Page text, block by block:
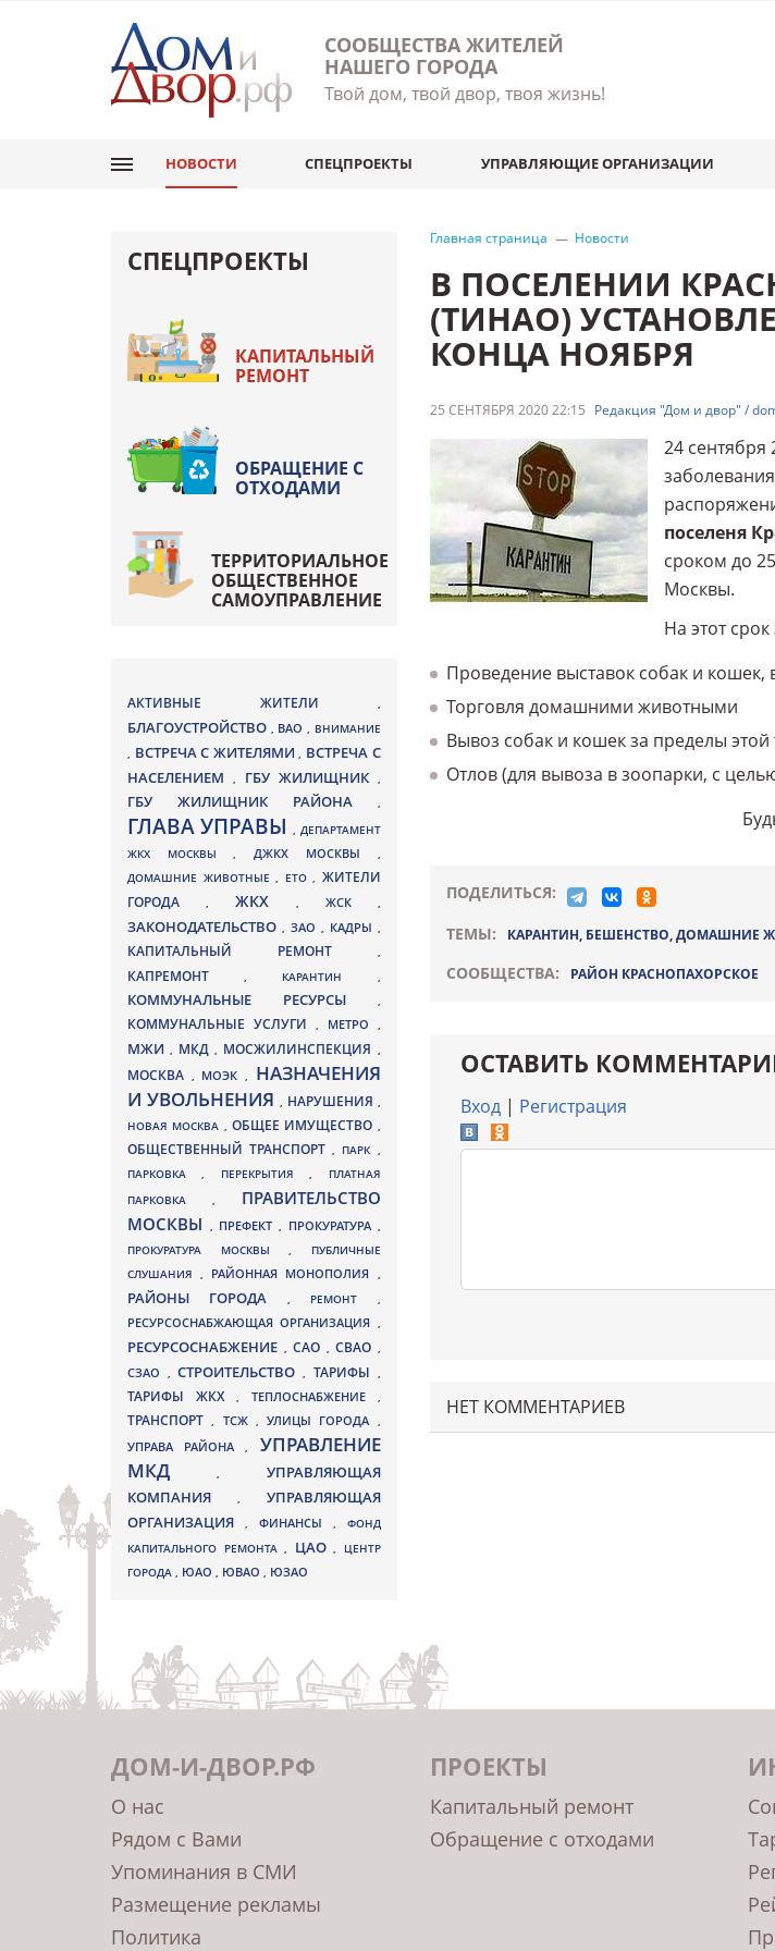
СООБЩЕСТВА ЖИТЕЛЕЙ
НАШЕГО ГОРОДА
Твой дом, твой двор, твоя жизнь!
НОВОСТИ СПЕЦПРОЕКТЫ УПРАВЛЯЮЩИЕ ОРГАНИЗАЦИИ
Главная страница Новости
В ПОСЕЛЕНИИ
(ТИНАО)
КОНЦА НОЯБРЯ
25 СЕНТЯБРЯ 2020 22:15 Редакция "Дом и двор" /
24 сентября
поселеня
сроком до
Москвы.
На этот
Проведение выставок собак и кошек,
Торговля домашними животными
Вывоз собак и кошек за пределы этой
Отлов (для вывоза в зоопарки, с
ПОДЕЛИТЬСЯ:
ТЕМЫ:
КАРАНТИН, БЕШЕНСТВО,ДОМАШНИЕ
СООБЩЕСТВА: РАЙОН КРАСНОПАХОРСКОЕ
ОСТАВИТЬ
Вход| Регистрация
НЕТ КОММЕНТАРИЕВ
СПЕЦПРОЕКТЫ
КАПИТАЛЬНЫЙ
РЕМОНТ
ОБРАЩЕНИЕ С
ОТХОДАМИ
ТЕРРИТОРИАЛЬНОЕ
ОБЩЕСТВЕННОЕ
САМОУПРАВЛЕНИЕ
АКТИВНЫЕ ЖИТЕЛИ ,
БЛАГОУСТРОЙСТВО , ВАО , ВНИМАНИЕ
, ВСТРЕЧА С ЖИТЕЛЯМИ, ВСТРЕЧА С
НАСЕЛЕНИЕМ
, ГБУ ЖИЛИЩНИК ,
ГБУ ЖИЛИЩНИК РАЙОНА ,
ГЛАВА УПРАВЫ, ДЕПАРТАМЕНТ
ЖКХ МОСКВЫ,ДЖКХ МОСКВЫ ,
ДОМАШНИЕ ЖИВОТНЫЕ , ЕТО , ЖИТЕЛИ
ГОРОДА
, ЖКХ , ЖСК ,
ЗАКОНОДАТЕЛЬСТВО , ЗАО , КАДРЫ ,
КАПИТАЛЬНЫЙ РЕМОНТ ,
КАПРЕМОНТ , КАРАНТИН ,
КОММУНАЛЬНЫЕ РЕСУРСЫ ,
КОММУНАЛЬНЫЕ УСЛУГИ , МЕТРО ,
МЖИ, МКД , МОСЖИЛИНСПЕКЦИЯ ,
МОСКВА , МОЭК ,
НАЗНАЧЕНИЯ
И УВОЛЬНЕНИЯ , НАРУШЕНИЯ ,
НОВАЯ МОСКВА , ОБЩЕЕ ИМУЩЕСТВО ,
ОБЩЕСТВЕННЫЙ ТРАНСПОРТ, ПАРК ,
ПАРКОВКА, ПЕРЕКРЫТИЯ,
ПЛАТНАЯ
ПАРКОВКА ,
ПРАВИТЕЛЬСТВО
МОСКВЫ , ПРЕФЕКТ, ПРОКУРАТУРА ,
ПРОКУРАТУРА МОСКВЫ ,
ПУБЛИЧНЫЕ
СЛУШАНИЯ, РАЙОННАЯ МОНОПОЛИЯ ,
РАЙОНЫ ГОРОДА , РЕМОНТ ,
РЕСУРСОСНАБЖАЮЩАЯ ОРГАНИЗАЦИЯ ,
РЕСУРСОСНАБЖЕНИЕ , САО , СВАО ,
СЗАО ,СТРОИТЕЛЬСТВО, ТАРИФЫ ,
ТАРИФЫ ЖКХ , ТЕПЛОСНАБЖЕНИЕ ,
ТРАНСПОРТ, ТСЖ , УЛИЦЫ ГОРОДА ,
УПРАВА РАЙОНА, УПРАВЛЕНИЕ
МКД, УПРАВЛЯЮЩАЯ
КОМПАНИЯ
, УПРАВЛЯЮЩАЯ
ОРГАНИЗАЦИЯ
, ФИНАНСЫ , ФОНД
КАПИТАЛЬНОГО РЕМОНТА , ЦАО ,
ЦЕНТР
ГОРОДА , ЮАО , ЮВАО , ЮЗАО
ДОМ-И-ДВОР.РФ
О нас
Рядом с Вами
Упоминания в СМИ
Размещение рекламы
Политика
ПРОЕКТЫ
Капитальный ремонт
Обращение с отходами